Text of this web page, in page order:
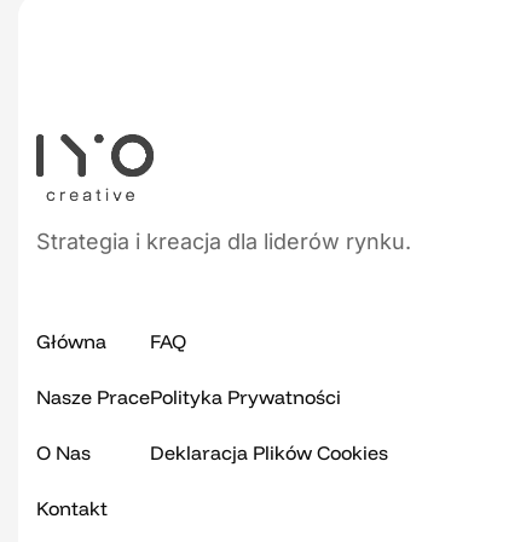
Strategia i kreacja dla liderów rynku.
Główna
Nasze Prace
O Nas
Kontakt
FAQ
Polityka Prywatności
Deklaracja Plików Cookies